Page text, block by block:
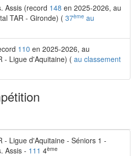
Assis (record 148 en 2025-2026, au
TAR - Gironde) ( 37ème au
110 en 2025-2026, au
- Ligue d'Aquitaine) ( au classement
- Ligue d'Aquitaine - Séniors 1 -
Assis - 111 4ème